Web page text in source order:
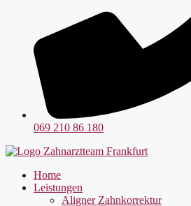
069 210 86 180
Home
Leistungen
Aligner Zahnkorrektur